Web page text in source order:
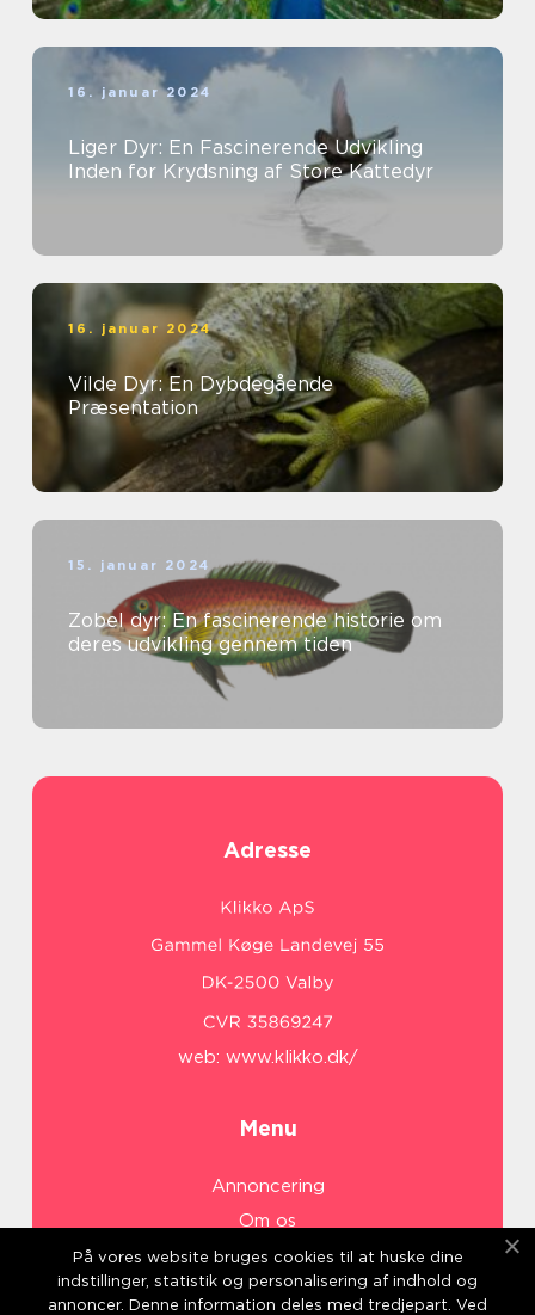
16. januar 2024
Liger Dyr: En Fascinerende Udvikling
Inden for Krydsning af Store Kattedyr
16. januar 2024
Vilde Dyr: En Dybdegående
Præsentation
15. januar 2024
Zobel dyr: En fascinerende historie om
deres udvikling gennem tiden
Adresse
web: www.klikko.dk/
Menu
Annoncering
Om os
Cookies
Kontakt os
På vores website bruges cookies til at huske dine
indstillinger, statistik og personalisering af indhold og
annoncer. Denne information deles med tredjepart. Ved